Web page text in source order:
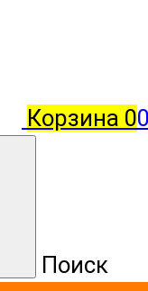
Корзина 0
Поиск